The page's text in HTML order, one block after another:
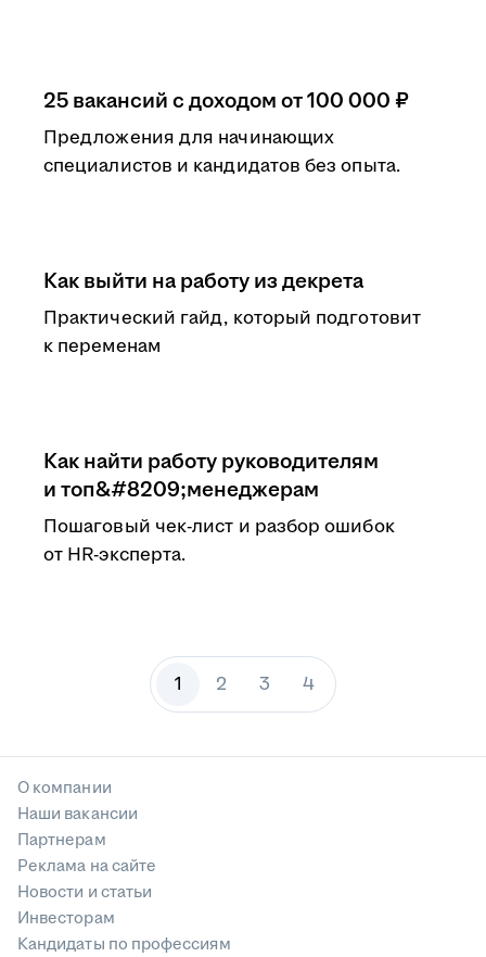
25 вакансий с доходом от 100 000 ₽
Предложения для начинающих
специалистов и кандидатов без опыта.
Как выйти на работу из декрета
Практический гайд, который подготовит
к переменам
Как найти работу руководителям
и топ&#8209;менеджерам
Пошаговый чек-лист и разбор ошибок
от HR-эксперта.
1 2 3 4
О компании
Наши вакансии
Партнерам
Реклама на сайте
Новости и статьи
Инвесторам
Кандидаты по профессиям